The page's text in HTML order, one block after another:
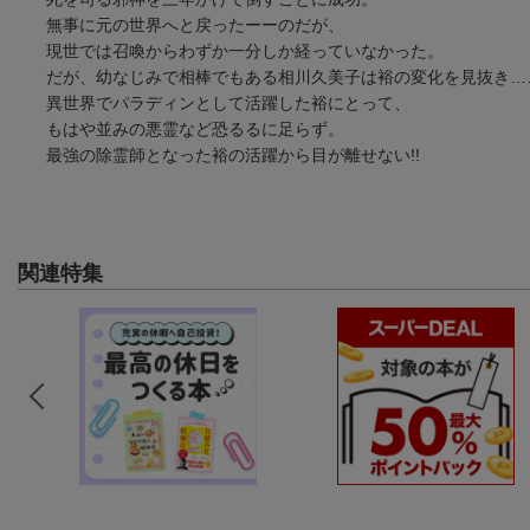
無事に元の世界へと戻ったーーのだが、
現世では召喚からわずか一分しか経っていなかった。
だが、幼なじみで相棒でもある相川久美子は裕の変化を見抜き
異世界でパラディンとして活躍した裕にとって、
もはや並みの悪霊など恐るるに足らず。
最強の除霊師となった裕の活躍から目が離せない!!
関連特集